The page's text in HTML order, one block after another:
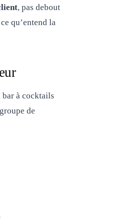
, pas debout
qu’entend la
bar à cocktails
de